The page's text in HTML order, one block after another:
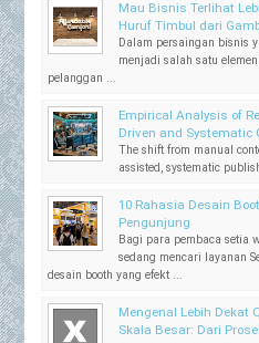
Mau Bisnis Terlihat
Huruf Timbul dari
Dalam persaingan bisnis
menjadi salah satu
pelanggan ...
Empirical Analysis of
Driven and Systematic
The shift from manual
assisted, systematic
10 Rahasia Desain
Pengunjung
Bagi para pembaca setia
sedang mencari layanan
desain booth yang efekt ...
Mengenal Lebih Dekat
Skala Besar: Dari